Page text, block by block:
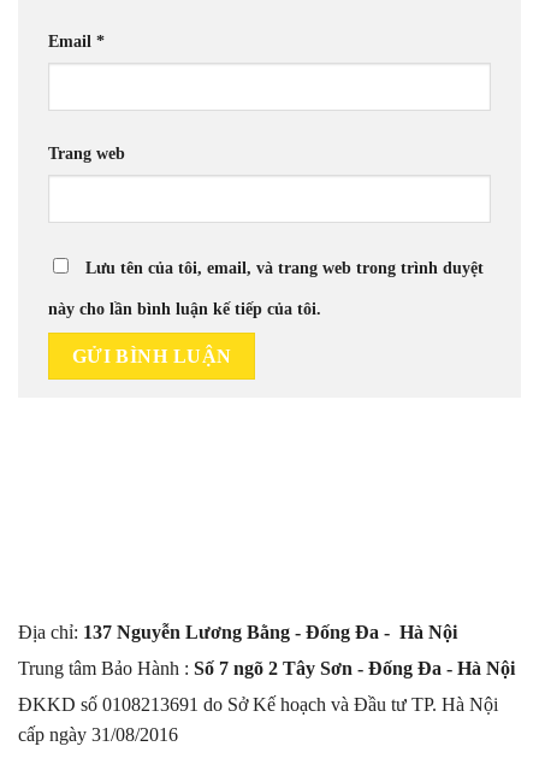
Email *
Trang web
Lưu tên của tôi, email, và trang web trong trình duyệt
này cho lần bình luận kế tiếp của tôi.
Địa chỉ: 137 Nguyễn Lương Bằng - Đống Đa - Hà Nội
Trung tâm Bảo Hành : Số 7 ngõ 2 Tây Sơn - Đống Đa - Hà Nội
ĐKKD số 0108213691 do Sở Kế hoạch và Đầu tư TP. Hà Nội
cấp ngày 31/08/2016